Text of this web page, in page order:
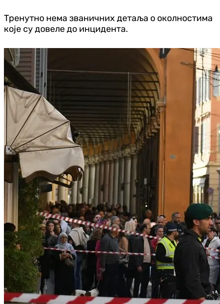
Тренутно нема званичних детаља о околностима
које су довеле до инцидента.